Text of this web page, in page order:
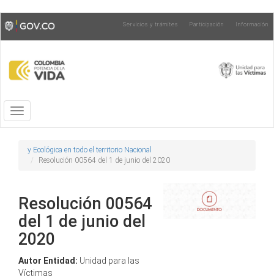
Pasar
al
contenido
Toggle
high
contrast
Servicios y trámites Participación Información
Toggle
navigation
y Ecológica en todo el territorio Nacional
Resolución 00564 del 1 de junio del 2020
Resolución 00564
del 1 de junio del
2020
Autor Entidad: Unidad para las
Víctimas